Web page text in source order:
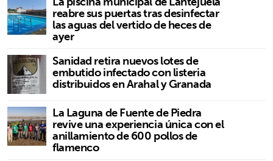
reabre sus puertas tras desinfectar
las aguas del vertido de heces de
ayer
Sanidad retira nuevos lotes de
embutido infectado con listeria
distribuidos en Arahal y Granada
La Laguna de Fuente de Piedra
revive una experiencia única con el
anillamiento de 600 pollos de
flamenco